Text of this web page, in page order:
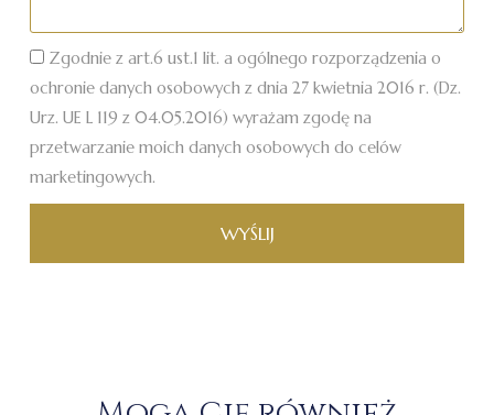
Zgodnie z art.6 ust.1 lit. a ogólnego rozporządzenia o
ochronie danych osobowych z dnia 27 kwietnia 2016 r. (Dz.
Urz. UE L 119 z 04.05.2016) wyrażam zgodę na
przetwarzanie moich danych osobowych do celów
marketingowych.
WYŚLIJ